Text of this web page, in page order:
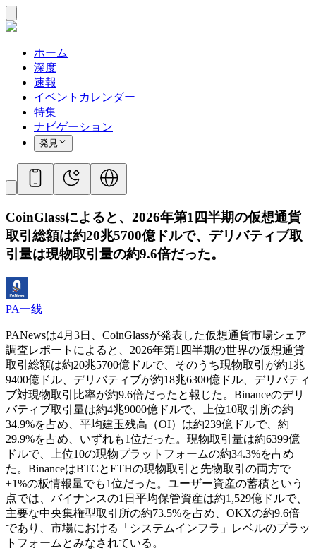
ホーム
深度
速報
イベントカレンダー
特集
ナビゲーション
発見
CoinGlassによると、2026年第1四半期の仮想通貨
取引総額は約20兆5700億ドルで、デリバティブ取
引量は現物取引量の約9.6倍だった。
PA一线
PANewsは4月3日、CoinGlassが発表した仮想通貨市場シェア
調査レポートによると、2026年第1四半期の世界の仮想通貨
取引総額は約20兆5700億ドルで、そのうち現物取引が約1兆
9400億ドル、デリバティブが約18兆6300億ドル、デリバティ
ブ対現物取引比率が約9.6倍だったと報じた。Binanceのデリ
バティブ取引量は約4兆9000億ドルで、上位10取引所の約
34.9%を占め、平均建玉残高（OI）は約239億ドルで、約
29.9%を占め、いずれも1位だった。現物取引量は約6399億
ドルで、上位10の現物プラットフォームの約34.3%を占め
た。BinanceはBTCとETHの現物取引と先物取引の両方で
±1%の板情報量でも1位だった。ユーザー資産の蓄積という
点では、バイナンスの1日平均保管資産は約1,529億ドルで、
主要な中央集権型取引所の約73.5%を占め、OKXの約9.6倍
であり、市場における「システムインフラ」レベルのプラッ
トフォームとみなされている。